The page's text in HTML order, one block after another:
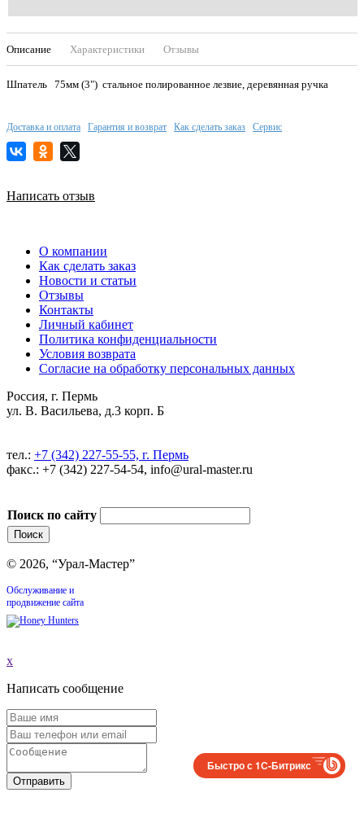
Описание Характеристики Отзывы
Шпатель 75мм (3") стальное полированное лезвие, деревянная ручка
Доставка и оплата Гарантия и возврат Как сделать заказ Сервис
Написать отзыв
О компании
Как сделать заказ
Новости и статьи
Отзывы
Контакты
Личный кабинет
Политика конфиденциальности
Условия возврата
Согласие на обработку персональных данных
Россия, г. Пермь
ул. В. Васильева, д.3 корп. Б
тел.: +7 (342) 227-55-55, г. Пермь
факс.: +7 (342) 227-54-54, info@ural-master.ru
Поиск по сайту
© 2026, “Урал-Мастер”
Обслуживание и
продвижение сайта
x
Написать сообщение
Отправить
Быстро с 1С-Битрикс